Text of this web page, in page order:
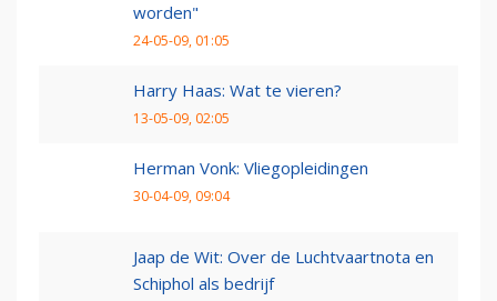
worden"
24-05-09, 01:05
Harry Haas: Wat te vieren?
13-05-09, 02:05
Herman Vonk: Vliegopleidingen
30-04-09, 09:04
Jaap de Wit: Over de Luchtvaartnota en
Schiphol als bedrijf